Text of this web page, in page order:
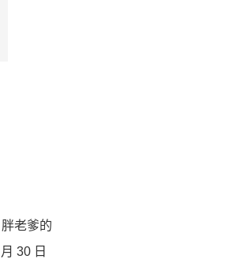
老爹的
30 日